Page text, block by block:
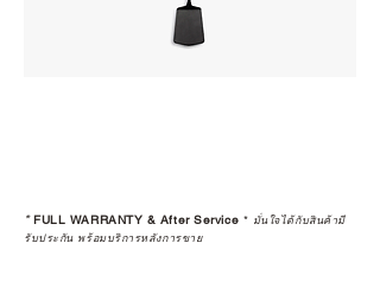
*FULL WARRANTY & After Service * มั่นใจได้กับสินค้ามี
รับประกัน พร้อมบริการหลังการขาย